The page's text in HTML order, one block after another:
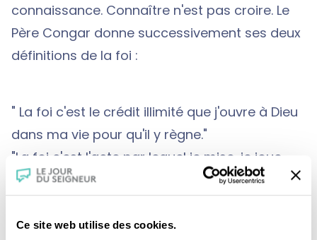
Ce site web utilise des cookies.
connaissance. Connaître n'est pas croire. Le
Père Congar donne successivement ses deux
définitions de la foi :
" La foi c'est le crédit illimité que j'ouvre à Dieu
dans ma vie pour qu'il y règne."
"La foi c'est l'acte par lequel je mise, je joue
ma vie sur la parole de Jésus-Christ qui m'a